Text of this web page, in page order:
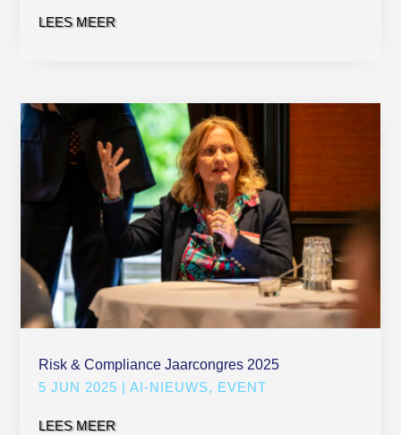
LEES MEER
Risk & Compliance Jaarcongres 2025
5 JUN 2025 |AI-NIEUWS, EVENT
LEES MEER